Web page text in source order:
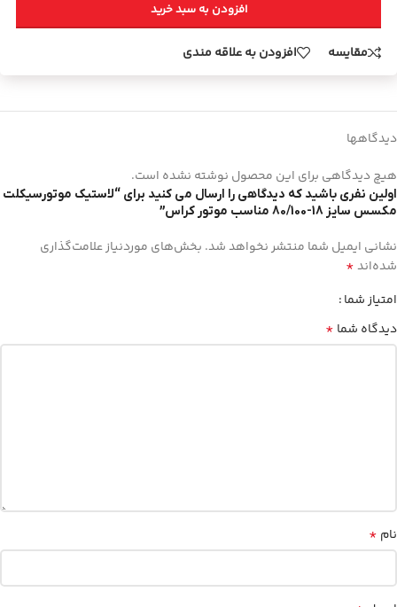
افزودن به سبد خرید
مقایسه افزودن به علاقه مندی
دیدگاهها
هیچ دیدگاهی برای این محصول نوشته نشده است.
اولین نفری باشید که دیدگاهی را ارسال می کنید برای “لاستیک موتورسیکلت
مکسس سایز 18-80/100 مناسب موتور کراس”
نشانی ایمیل شما منتشر نخواهد شد. بخش‌های موردنیاز علامت‌گذاری
شده‌اند*
امتیاز شما
دیدگاه شما *
نام *